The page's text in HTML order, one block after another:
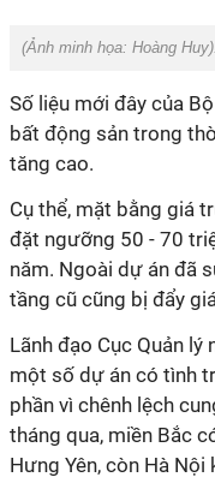
(Ảnh minh họa: Hoàng Huy).
Số liệu mới đây của
bất động sản trong
tăng cao.
Cụ thể, mặt bằng giá
đặt ngưỡng 50 - 70
năm. Ngoài dự án đã
tầng cũ cũng bị đẩy
Lãnh đạo Cục Quản
một số dự án có tình
phần vì chênh lệch
tháng qua, miền Bắc
Hưng Yên, còn Hà